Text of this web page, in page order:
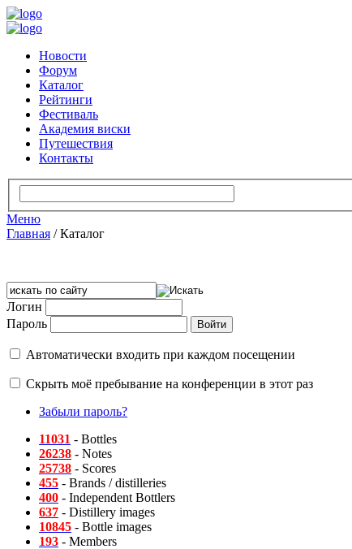
Новости
Форум
Каталог
Рейтинги
Фестиваль
Академия виски
Путешествия
Контакты
Меню
Главная /Каталог
Логин
Пароль
Автоматически входить при каждом посещении
Скрыть моё пребывание на конференции в этот раз
Забыли пароль?
11031 - Bottles
26238 - Notes
25738 - Scores
455 - Brands / distilleries
400 - Independent Bottlers
637 - Distillery images
10845 - Bottle images
193 - Members